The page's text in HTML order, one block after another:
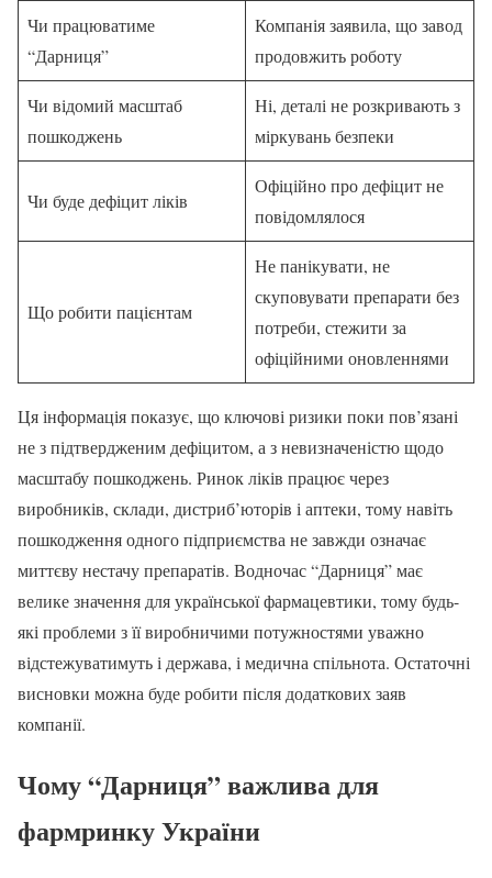
Чи працюватиме
“Дарниця”
Компанія заявила, що завод
продовжить роботу
Чи відомий масштаб
пошкоджень
Ні, деталі не розкривають з
міркувань безпеки
Чи буде дефіцит ліків
Офіційно про дефіцит не
повідомлялося
Що робити пацієнтам
Не панікувати, не
скуповувати препарати без
потреби, стежити за
офіційними оновленнями
Ця інформація показує, що ключові ризики поки пов’язані
не з підтвердженим дефіцитом, а з невизначеністю щодо
масштабу пошкоджень. Ринок ліків працює через
виробників, склади, дистриб’юторів і аптеки, тому навіть
пошкодження одного підприємства не завжди означає
миттєву нестачу препаратів. Водночас “Дарниця” має
велике значення для української фармацевтики, тому будь-
які проблеми з її виробничими потужностями уважно
відстежуватимуть і держава, і медична спільнота. Остаточні
висновки можна буде робити після додаткових заяв
компанії.
Чому “Дарниця” важлива для
фармринку України